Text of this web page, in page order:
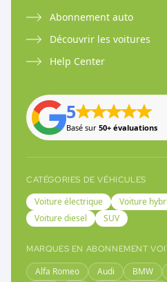
Abonnement auto
Découvrir les voitures
Help Center
5
Basé sur 50+ évaluations
CATÉGORIES DE VÉHICULES
Voiture électrique Voiture
Voiture diesel
SUV
MARQUES EN ABONNEMENT
Alfa Romeo Audi BMW